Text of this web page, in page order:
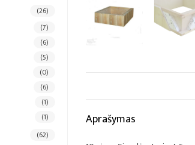
Aprašymas
(26)
(7)
(6)
(5)
(0)
(6)
(1)
(1)
(62)